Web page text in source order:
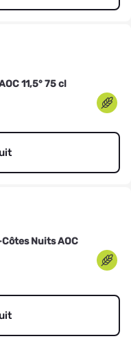
11,5° 75 cl
Nuits AOC